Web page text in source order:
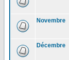
Novembre
Décembre